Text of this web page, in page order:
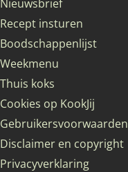
Nieuwsbrief
Recept insturen
Boodschappenlijst
Weekmenu
Thuis koks
Cookies op KookJij
Gebruikersvoorwaarden
Disclaimer en copyright
Privacyverklaring